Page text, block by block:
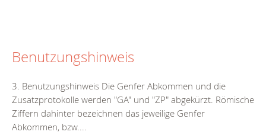
Benutzungshinweis
3. Benutzungshinweis Die Genfer Abkommen und die
Zusatzprotokolle werden "GA" und "ZP" abgekürzt. Römische
Ziffern dahinter bezeichnen das jeweilige Genfer
Abkommen, bzw....